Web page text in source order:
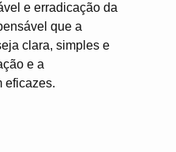
e erradicação da
que a
clara, simples e
e a
eficazes.